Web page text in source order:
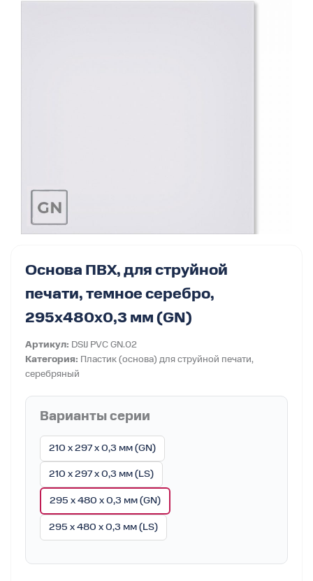
Основа ПВХ, для струйной
печати, темное серебро,
295х480х0,3 мм (GN)
Артикул: DSIJ PVC GN.02
Категория: Пластик (основа) для струйной печати,
серебряный
Варианты серии
210 x 297 x 0,3 мм (GN)
210 x 297 x 0,3 мм (LS)
295 x 480 x 0,3 мм (GN)
295 x 480 x 0,3 мм (LS)